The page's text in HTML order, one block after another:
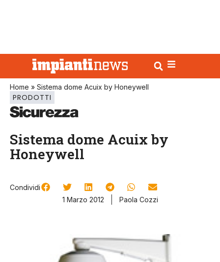
Home » Sistema dome Acuix by Honeywell
PRODOTTI
Sistema dome Acuix by
Honeywell
Condividi
1 Marzo 2012
Paola Cozzi